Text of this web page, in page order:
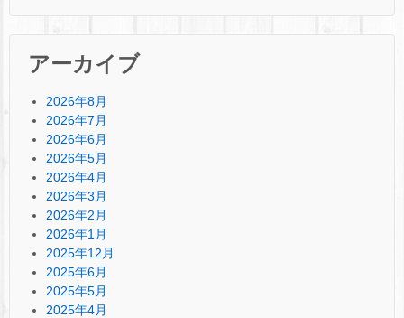
アーカイブ
2026年8月
2026年7月
2026年6月
2026年5月
2026年4月
2026年3月
2026年2月
2026年1月
2025年12月
2025年6月
2025年5月
2025年4月